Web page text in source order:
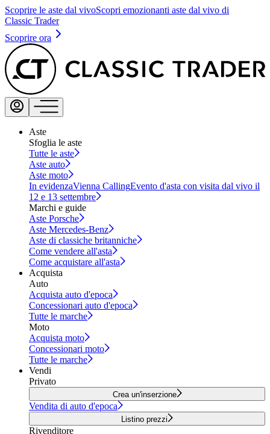
Scoprire le aste dal vivoScopri emozionanti aste dal vivo di
Classic Trader
Scoprire ora
Aste
Sfoglia le aste
Tutte le aste
Aste auto
Aste moto
In evidenzaVienna CallingEvento d'asta con visita dal vivo il
12 e 13 settembre
Marchi e guide
Aste Porsche
Aste Mercedes-Benz
Aste di classiche britanniche
Come vendere all'asta
Come acquistare all'asta
Acquista
Auto
Acquista auto d'epoca
Concessionari auto d'epoca
Tutte le marche
Moto
Acquista moto
Concessionari moto
Tutte le marche
Vendi
Privato
Crea un'inserzione
Vendita di auto d'epoca
Listino prezzi
Rivenditore